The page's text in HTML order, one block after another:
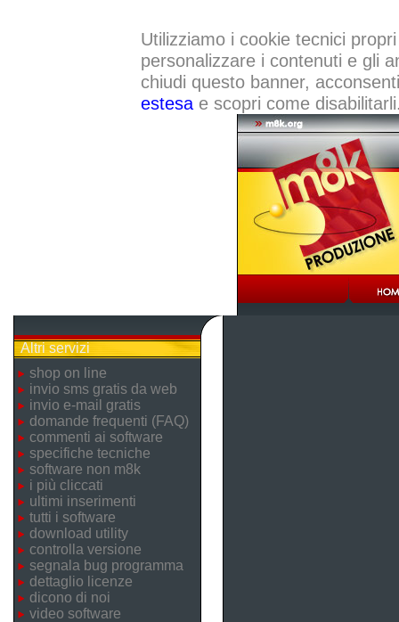
Utilizziamo i cookie tecnici
personalizzare i contenuti e gli
chiudi questo banner,
estesae scopri come
Altri servizi
shop on line
invio sms gratis da web
invio e-mail gratis
domande frequenti (FAQ)
commenti ai software
specifiche tecniche
software non m8k
i più cliccati
ultimi inserimenti
tutti i software
download utility
controlla versione
segnala bug programma
dettaglio licenze
dicono di noi
video software